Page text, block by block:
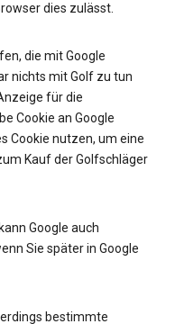
dies zulässt.
die mit Google
nichts mit Golf zu tun
für die
Cookie an Google
Cookie nutzen, um eine
Kauf der Golfschläger
Google auch
Sie später in Google
bestimmte